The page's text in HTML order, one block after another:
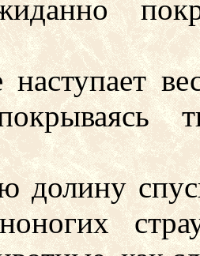
наступает
долину